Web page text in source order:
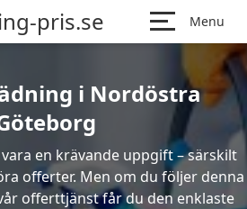
pris.se Menu
i Nordöstra
en krävande uppgift – särskilt
offerter. Men om du följer denna
offerttjänst får du den enklaste